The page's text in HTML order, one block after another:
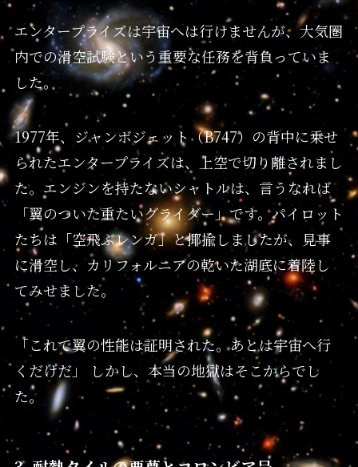
エンタープライズは宇宙へは行けませんが、大気圏
内での滑空試験という重要な任務を背負っていま
した。
1977年、ジャンボジェット（B747）の背中に乗せ
られたエンタープライズは、上空で切り離されまし
た。エンジンを持たないシャトルは、言うなれば
「翼のついた重たいグライダー」です。パイロット
たちは「空飛ぶレンガ」と揶揄しましたが、見事
に滑空し、カリフォルニアの乾いた湖底に着陸し
てみせました。
「これで翼の性能は証明された。あとは宇宙へ行
くだけだ」 しかし、本当の地獄はそこからでし
た。